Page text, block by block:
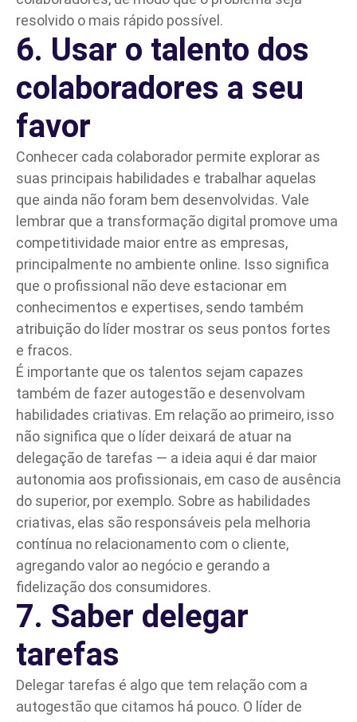
resolvido o mais rápido possível.
6. Usar o talento dos
colaboradores a seu
favor
Conhecer cada colaborador permite explorar as
suas principais habilidades e trabalhar aquelas
que ainda não foram bem desenvolvidas. Vale
lembrar que a transformação digital promove uma
competitividade maior entre as empresas,
principalmente no ambiente online. Isso significa
que o profissional não deve estacionar em
conhecimentos e expertises, sendo também
atribuição do líder mostrar os seus pontos fortes
e fracos.
É importante que os talentos sejam capazes
também de fazer autogestão e desenvolvam
habilidades criativas. Em relação ao primeiro, isso
não significa que o líder deixará de atuar na
delegação de tarefas — a ideia aqui é dar maior
autonomia aos profissionais, em caso de ausência
do superior, por exemplo. Sobre as habilidades
criativas, elas são responsáveis pela melhoria
contínua no relacionamento com o cliente,
agregando valor ao negócio e gerando a
fidelização dos consumidores.
7. Saber delegar
tarefas
Delegar tarefas é algo que tem relação com a
autogestão que citamos há pouco. O líder de